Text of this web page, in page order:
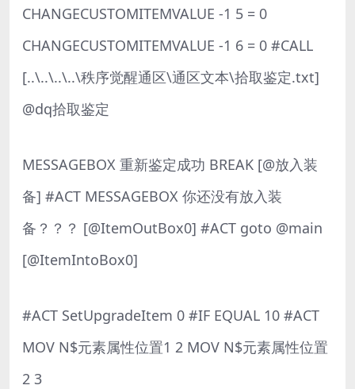
CHANGECUSTOMITEMVALUE -1 5 = 0
CHANGECUSTOMITEMVALUE -1 6 = 0 #CALL
[..\..\..\..\秩序觉醒通区\通区文本\拾取鉴定.txt]
@dq拾取鉴定
MESSAGEBOX 重新鉴定成功 BREAK [@放入装
备] #ACT MESSAGEBOX 你还没有放入装
备？？？ [@ItemOutBox0] #ACT goto @main
[@ItemIntoBox0]
#ACT SetUpgradeItem 0 #IF EQUAL 10 #ACT
MOV N$元素属性位置1 2 MOV N$元素属性位置
2 3